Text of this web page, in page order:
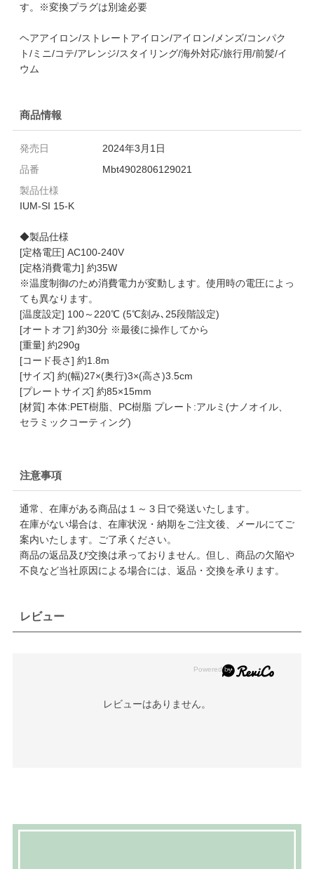
す。※変換プラグは別途必要
ヘアアイロン/ストレートアイロン/アイロン/メンズ/コンパク
ト/ミニ/コテ/アレンジ/スタイリング/海外対応/旅行用/前髪/イ
ウム
商品情報
発売日
2024年3月1日
品番
Mbt4902806129021
製品仕様
IUM-SI 15-K
◆製品仕様
[定格電圧] AC100-240V
[定格消費電力] 約35W
※温度制御のため消費電力が変動します。使用時の電圧によっ
ても異なります。
[温度設定] 100～220℃ (5℃刻み､25段階設定)
[オートオフ] 約30分 ※最後に操作してから
[重量] 約290g
[コード長さ] 約1.8m
[サイズ] 約(幅)27×(奥行)3×(高さ)3.5cm
[プレートサイズ] 約85×15mm
[材質] 本体:PET樹脂、PC樹脂 プレート:アルミ(ナノオイル、
セラミックコーティング)
注意事項
通常、在庫がある商品は１～３日で発送いたします。
在庫がない場合は、在庫状況・納期をご注文後、メールにてご
案内いたします。ご了承ください。
商品の返品及び交換は承っておりません。但し、商品の欠陥や
不良など当社原因による場合には、返品・交換を承ります。
レビュー
レビューはありません。